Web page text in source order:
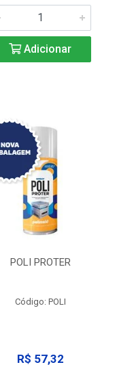
Adicionar
POLI PROTER
Código: POLI
R$ 57,32